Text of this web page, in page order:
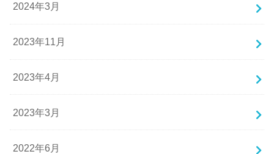
2024年3月
2023年11月
2023年4月
2023年3月
2022年6月